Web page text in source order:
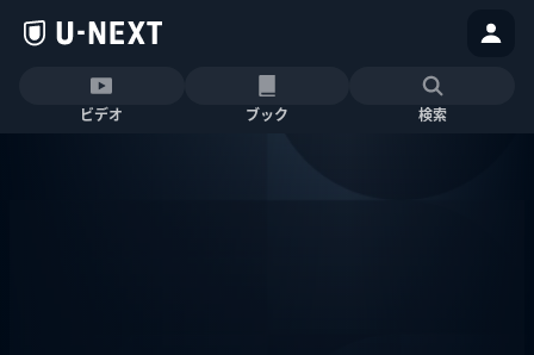
ビデオ ブック 検索